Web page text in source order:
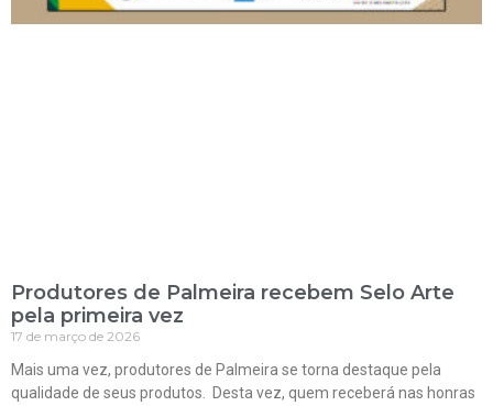
Produtores de Palmeira recebem Selo Arte
pela primeira vez
17 de março de 2026
Mais uma vez, produtores de Palmeira se torna destaque pela
qualidade de seus produtos. Desta vez, quem receberá nas honras